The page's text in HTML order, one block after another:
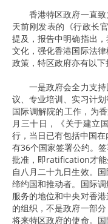
香港特区政府一直致
天前刚发表的《行政长
提及，报告中明确指出
文化，强化香港国际法
政策，特区政府亦有以
一是政府会全力支持
议、专业培训、实习计
国际调解院的工作，为
月三十日，《关于建立
行，当日已有包括中国
有36个国家签署公约。
批准，即ratification才能
自八月二十九日生效。
缔约国和推动者。国际
服务的地位和中央对香
的组织，不是政府一部
将来特区政府的使命。